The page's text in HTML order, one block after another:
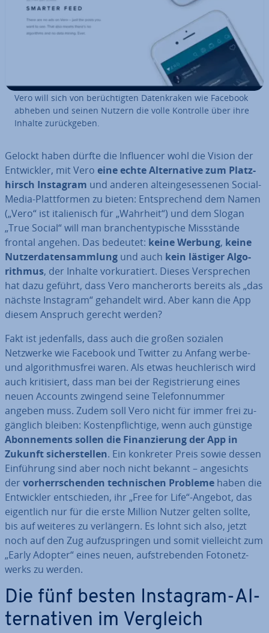
Vero will sich von be­rüch­tig­ten Da­ten­kra­ken wie Facebook
abheben und seinen Nutzern die volle Kontrolle über ihre
Inhalte zu­rück­ge­ben.
Gelockt haben dürfte die In­fluen­cer wohl die Vision der
Ent­wick­ler, mit Vero eine echte Al­ter­na­ti­ve zum Platz­
hirsch Instagram und anderen alt­ein­ge­ses­se­nen Social-
Media-Platt­for­men zu bieten: Ent­spre­chend dem Namen
(„Vero“ ist ita­lie­nisch für „Wahrheit“) und dem Slogan
„True Social“ will man bran­chen­ty­pi­sche Miss­stän­de
frontal angehen. Das bedeutet: keine Werbung, keine
Nut­zer­da­ten­samm­lung und auch kein lästiger Al­go­
rith­mus, der Inhalte vor­kura­tiert. Dieses Ver­spre­chen
hat dazu geführt, dass Vero man­cher­orts bereits als „das
nächste Instagram“ gehandelt wird. Aber kann die App
diesem Anspruch gerecht werden?
Fakt ist je­den­falls, dass auch die großen sozialen
Netzwerke wie Facebook und Twitter zu Anfang werbe-
und al­go­rith­mus­frei waren. Als etwas heuch­le­risch wird
auch kri­ti­siert, dass man bei der Re­gis­trie­rung eines
neuen Accounts zwingend seine Te­le­fon­num­mer
angeben muss. Zudem soll Vero nicht für immer frei zu­
gäng­lich bleiben: Kos­ten­pflich­ti­ge, wenn auch günstige
Abon­ne­ments sollen die Fi­nan­zie­rung der App in
Zukunft si­cher­stel­len. Ein konkreter Preis sowie dessen
Ein­füh­rung sind aber noch nicht bekannt – an­ge­sichts
der vor­herr­schen­den tech­ni­schen Probleme haben die
Ent­wick­ler ent­schie­den, ihr „Free for Life“-Angebot, das
ei­gent­lich nur für die erste Million Nutzer gelten sollte,
bis auf weiteres zu ver­län­gern. Es lohnt sich also, jetzt
noch auf den Zug auf­zu­sprin­gen und somit viel­leicht zum
„Early Adopter“ eines neuen, auf­stre­ben­den Fo­to­netz­
werks zu werden.
Die fünf besten Instagram-Al­
ter­na­ti­ven im Vergleich